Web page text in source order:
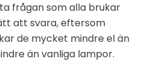
frågan som alla brukar
att svara, eftersom
de mycket mindre el än
än vanliga lampor.